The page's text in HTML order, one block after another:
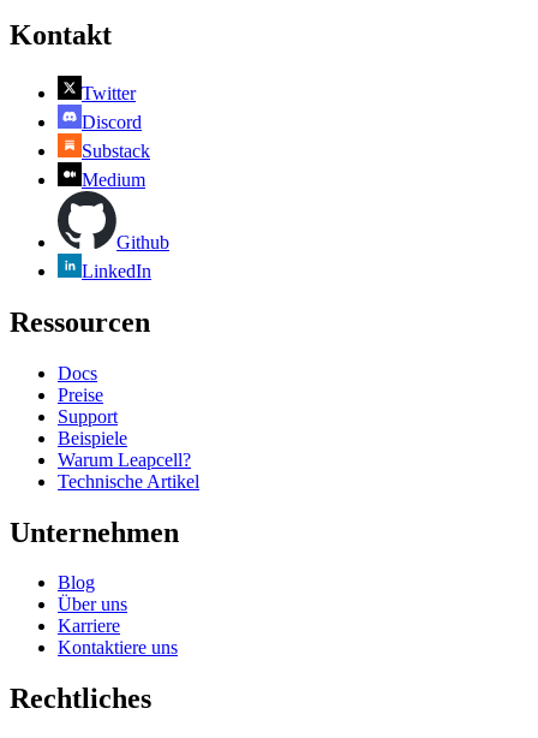
Kontakt
Twitter
Discord
Substack
Medium
Github
LinkedIn
Ressourcen
Docs
Preise
Support
Beispiele
Warum Leapcell?
Technische Artikel
Unternehmen
Blog
Über uns
Karriere
Kontaktiere uns
Rechtliches